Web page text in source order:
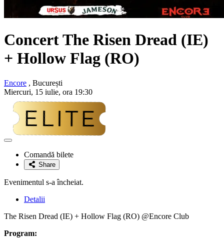
ConcertThe Risen Dread (IE)
+ Hollow Flag (RO)
Encore , București
Miercuri, 15 iulie, ora 19:30
Adaugă
favoriteComandă bilete
Share
Evenimentul s-a încheiat.
Detalii
The Risen Dread (IE) + Hollow Flag (RO) @Encore Club
Program: